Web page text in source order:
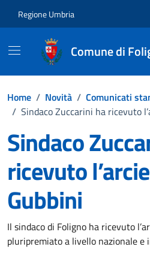
Regione Umbria
Comune di
Home / Novità / Comunicati
/ Sindaco Zuccarini ha ricevuto
Sindaco
ricevuto
Gubbini
Dettagli della
Il sindaco di Foligno ha ricevuto
pluripremiato a livello nazionale